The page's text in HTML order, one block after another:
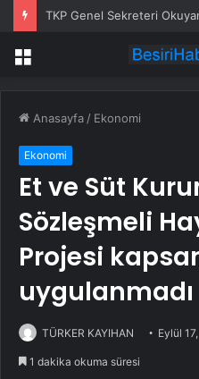
Menü
Anasayfa / Ekonomi
Ekonomi
Et ve Süt
Sözleşmeli
Projesi
uygulanmadı
TÜRKER KAYIHAN Eylül
1 dakika okuma süresi